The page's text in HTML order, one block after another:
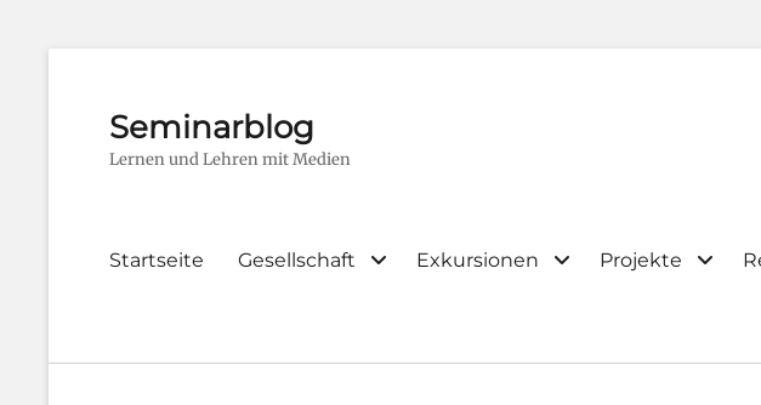
Seminarblog
Lernen und Lehren mit Medien
Primary
Startseite Gesellschaft Exkursionen Projekte